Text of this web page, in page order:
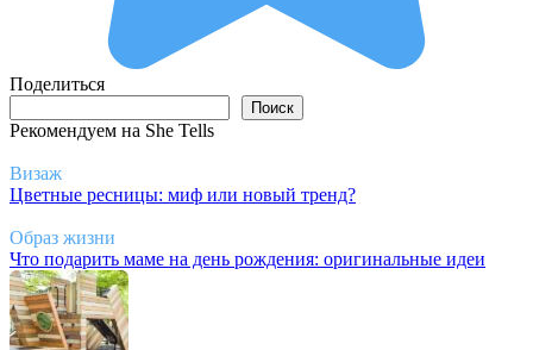
Поделиться
Поиск
Рекомендуем на She Tells
Визаж
Цветные ресницы: миф или новый тренд?
Образ жизни
Что подарить маме на день рождения: оригинальные идеи